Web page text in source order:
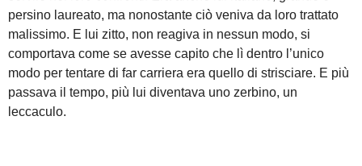
persino laureato, ma nonostante ciò veniva da loro trattato
malissimo. E lui zitto, non reagiva in nessun modo, si
comportava come se avesse capito che lì dentro l’unico
modo per tentare di far carriera era quello di strisciare. E più
passava il tempo, più lui diventava uno zerbino, un
leccaculo.